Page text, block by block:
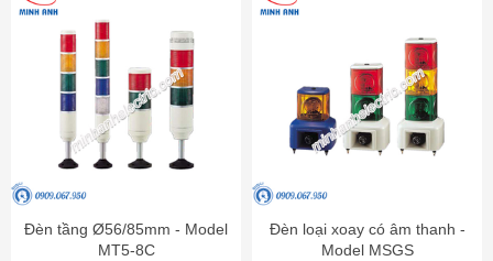
Đèn tầng Ø56/85mm - Model
MT5-8C
Đèn loại xoay có âm thanh -
Model MSGS